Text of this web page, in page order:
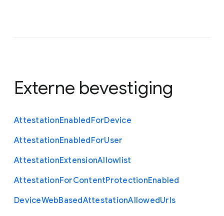
Externe bevestiging
AttestationEnabledForDevice
AttestationEnabledForUser
AttestationExtensionAllowlist
AttestationForContentProtectionEnabled
DeviceWebBasedAttestationAllowedUrls